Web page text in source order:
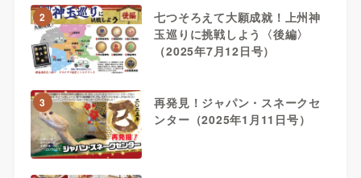
2
七つそろえて大願成就！上州神
玉巡りに挑戦しよう〈後編〉
（2025年7月12日号）
3
再発見！ジャパン・スネークセ
ンター（2025年1月11日号）